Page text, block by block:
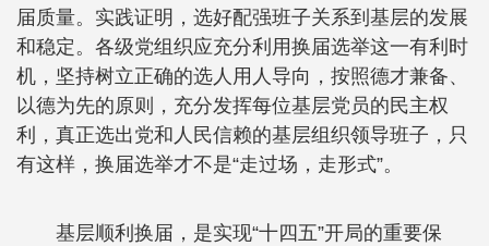
届质量。实践证明，选好配强班子关系到基层的发展
和稳定。各级党组织应充分利用换届选举这一有利时
机，坚持树立正确的选人用人导向，按照德才兼备、
以德为先的原则，充分发挥每位基层党员的民主权
利，真正选出党和人民信赖的基层组织领导班子，只
有这样，换届选举才不是“走过场，走形式”。
基层顺利换届，是实现“十四五”开局的重要保